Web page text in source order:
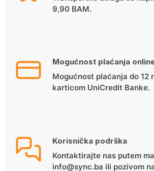
9,90 BAM.
Mogućnost plaćanja
Mogućnost plaćanja do 12
karticom UniCredit Banke.
Korisnička podrška
Kontaktirajte nas putem
info@sync.ba ili pozivom